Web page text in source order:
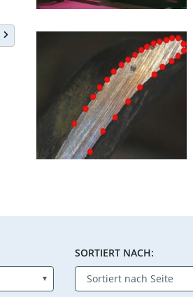
SORTIERT NACH: